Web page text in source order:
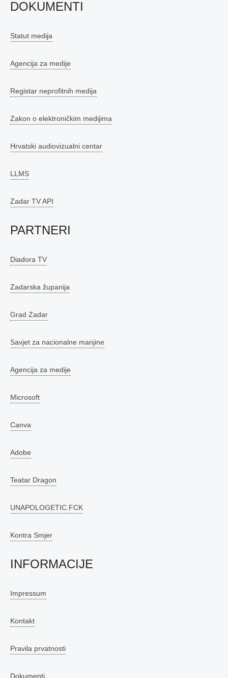
DOKUMENTI
Statut medija
Agencija za medije
Registar neprofitnih medija
Zakon o elektroničkim medijima
Hrvatski audiovizualni centar
LLMS
Zadar TV API
PARTNERI
Diadora TV
Zadarska županija
Grad Zadar
Savjet za nacionalne manjine
Agencija za medije
Microsoft
Canva
Adobe
Teatar Dragon
UNAPOLOGETIC.FCK
Kontra Smjer
INFORMACIJE
Impressum
Kontakt
Pravila prvatnosti
Dokumenti